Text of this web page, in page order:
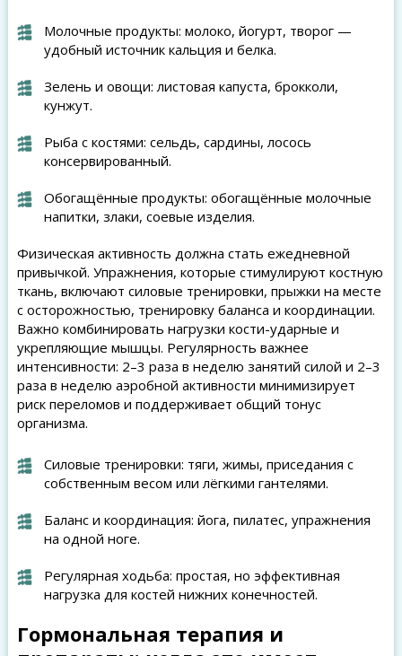
Молочные продукты: молоко, йогурт, творог —
удобный источник кальция и белка.
Зелень и овощи: листовая капуста, брокколи,
кунжут.
Рыба с костями: сельдь, сардины, лосось
консервированный.
Обогащённые продукты: обогащённые молочные
напитки, злаки, соевые изделия.
Физическая активность должна стать ежедневной
привычкой. Упражнения, которые стимулируют костную
ткань, включают силовые тренировки, прыжки на месте
с осторожностью, тренировку баланса и координации.
Важно комбинировать нагрузки кости-ударные и
укрепляющие мышцы. Регулярность важнее
интенсивности: 2–3 раза в неделю занятий силой и 2–3
раза в неделю аэробной активности минимизирует
риск переломов и поддерживает общий тонус
организма.
Силовые тренировки: тяги, жимы, приседания с
собственным весом или лёгкими гантелями.
Баланс и координация: йога, пилатес, упражнения
на одной ноге.
Регулярная ходьба: простая, но эффективная
нагрузка для костей нижних конечностей.
Гормональная терапия и